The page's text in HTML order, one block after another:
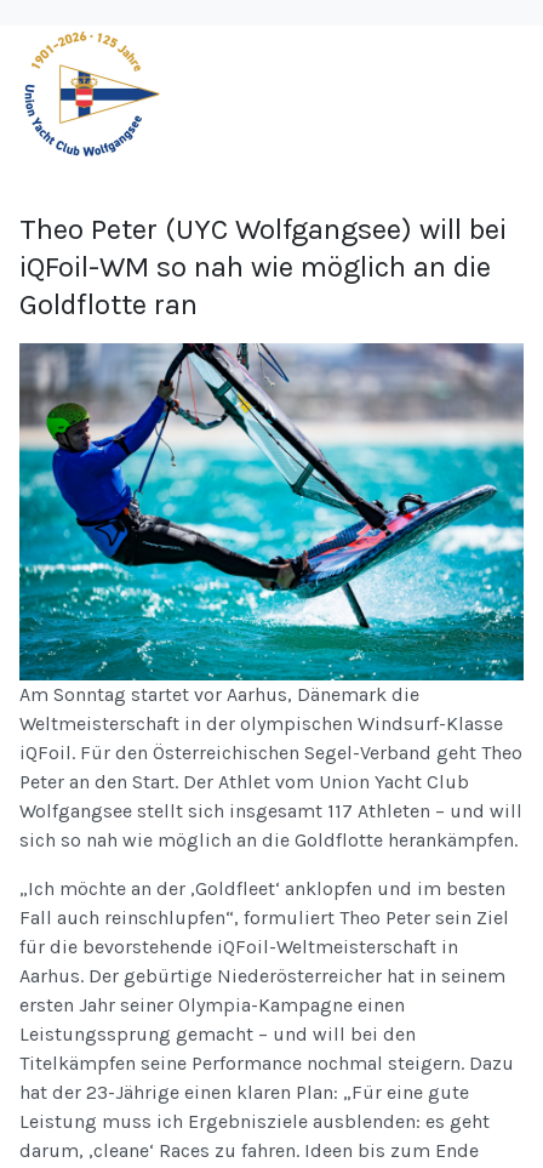
Theo Peter (UYC Wolfgangsee) will bei
iQFoil-WM so nah wie möglich an die
Goldflotte ran
Am Sonntag startet vor Aarhus, Dänemark die
Weltmeisterschaft in der olympischen Windsurf-Klasse
iQFoil. Für den Österreichischen Segel-Verband geht Theo
Peter an den Start. Der Athlet vom Union Yacht Club
Wolfgangsee stellt sich insgesamt 117 Athleten – und will
sich so nah wie möglich an die Goldflotte herankämpfen.
„Ich möchte an der ‚Goldfleet‘ anklopfen und im besten
Fall auch reinschlupfen“, formuliert Theo Peter sein Ziel
für die bevorstehende iQFoil-Weltmeisterschaft in
Aarhus. Der gebürtige Niederösterreicher hat in seinem
ersten Jahr seiner Olympia-Kampagne einen
Leistungssprung gemacht – und will bei den
Titelkämpfen seine Performance nochmal steigern. Dazu
hat der 23-Jährige einen klaren Plan: „Für eine gute
Leistung muss ich Ergebnisziele ausblenden: es geht
darum, ‚cleane‘ Races zu fahren. Ideen bis zum Ende